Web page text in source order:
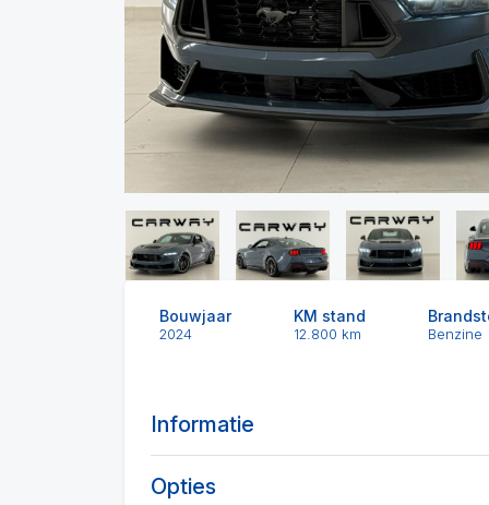
Bouwjaar
2024
KM stand
12.800 km Benzine
Informatie
Opties